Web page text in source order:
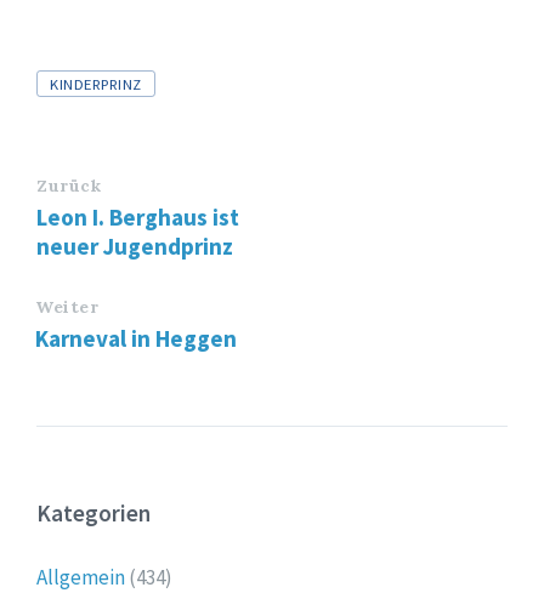
Tags
KINDERPRINZ
Zurück
Leon I. Berghaus ist
neuer Jugendprinz
Weiter
Karneval in Heggen
Kategorien
Allgemein(434)